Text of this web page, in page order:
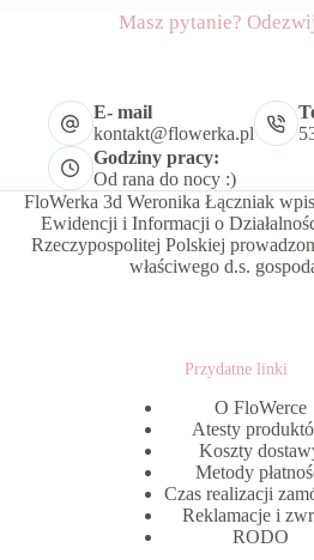
Masz pytanie?
E- mail
kontakt@flowerka.pl
Godziny pracy:
Od rana do nocy :)
FloWerka 3d Weronika Łączniak
Ewidencji i Informacji o
Rzeczypospolitej Polskiej
właściwego d.s.
Przydatne linki
O FloWerce
Atesty
Koszty
Metody
Czas realizacji
Reklamacje i
RODO